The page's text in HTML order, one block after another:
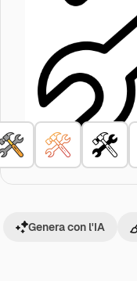
Genera con l'IA